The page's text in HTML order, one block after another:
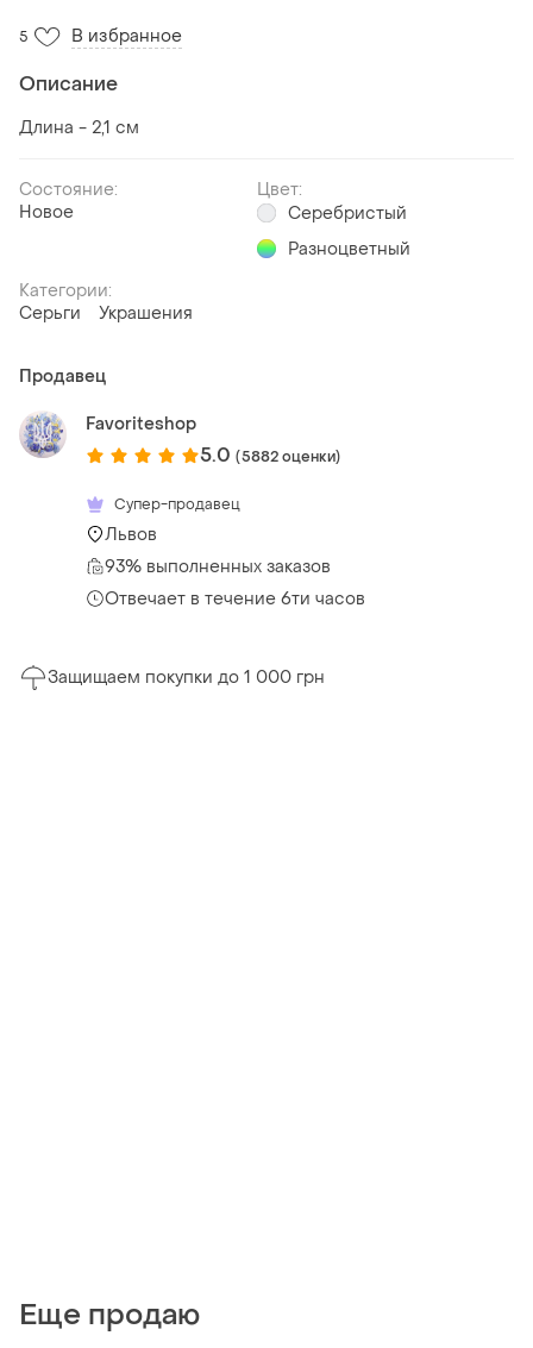
5 В избранное
Описание
Длина - 2,1 см
Состояние:
Новое
Цвет:
Серебристый
Разноцветный
Категории:
Серьги
Украшения
Продавец
Favoriteshop
5.0 (5882 оценки)
Супер-продавец
Львов
93% выполненных заказов
Отвечает в течение 6ти часов
Защищаем покупки до 1 000 грн
Еще продаю